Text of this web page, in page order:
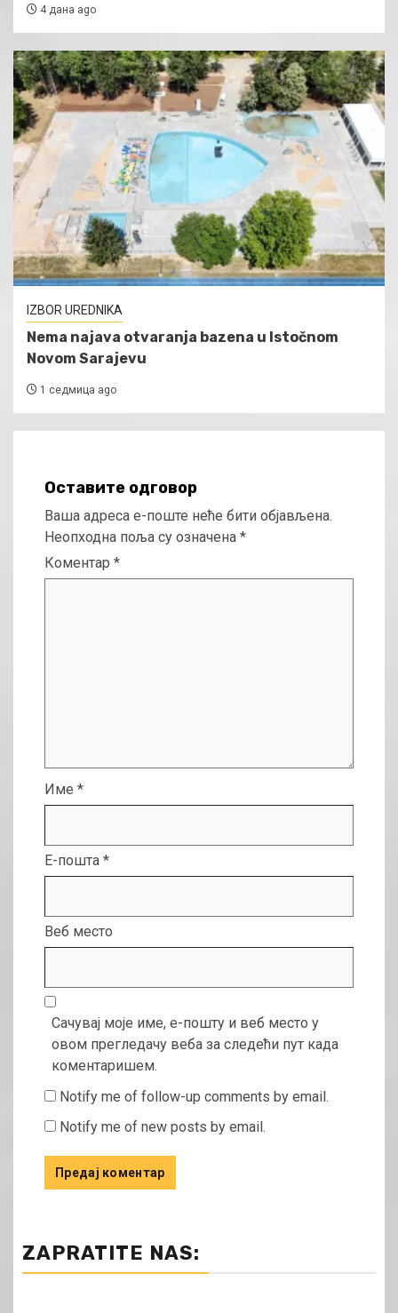
4 дана ago
IZBOR UREDNIKA
Nema najava otvaranja bazena u Istočnom
Novom Sarajevu
1 седмица ago
Оставите одговор
Ваша адреса е-поште неће бити објављена.
Неопходна поља су означена *
Коментар *
Име *
Е-пошта *
Веб место
Сачувај моје име, е-пошту и веб место у
овом прегледачу веба за следећи пут када
коментаришем.
Notify me of follow-up comments by email.
Notify me of new posts by email.
ZAPRATITE NAS: